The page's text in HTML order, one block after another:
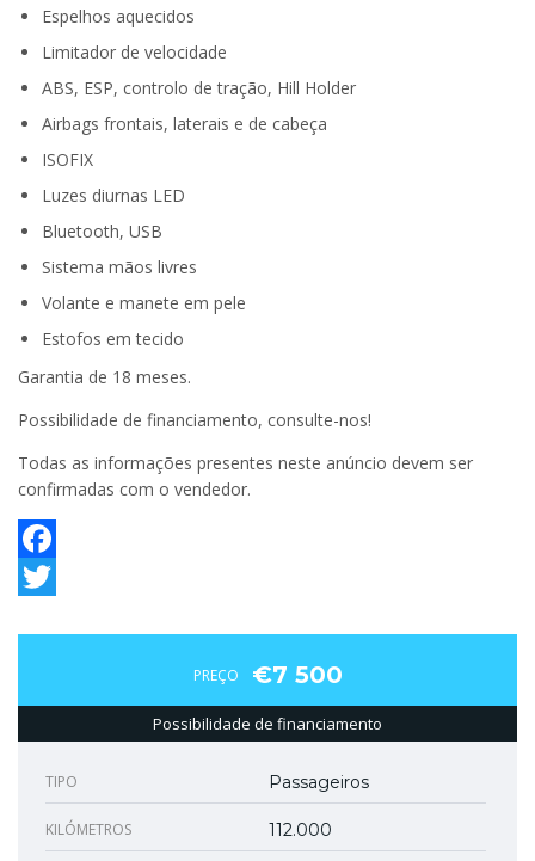
Espelhos aquecidos
Limitador de velocidade
ABS, ESP, controlo de tração, Hill Holder
Airbags frontais, laterais e de cabeça
ISOFIX
Luzes diurnas LED
Bluetooth, USB
Sistema mãos livres
Volante e manete em pele
Estofos em tecido
Garantia de 18 meses.
Possibilidade de financiamento, consulte-nos!
Todas as informações presentes neste anúncio devem ser
confirmadas com o vendedor.
Facebook
PREÇO €7 500
Possibilidade de financiamento
TIPO Passageiros
KILÓMETROS 112.000